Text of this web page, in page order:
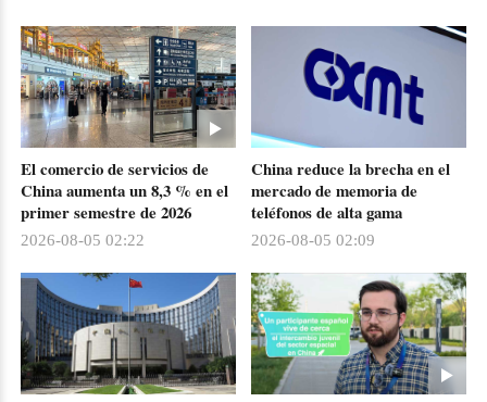
El comercio de servicios de
China aumenta un 8,3 % en el
primer semestre de 2026
2026-08-05 02:22
China reduce la brecha en el
mercado de memoria de
teléfonos de alta gama
2026-08-05 02:09